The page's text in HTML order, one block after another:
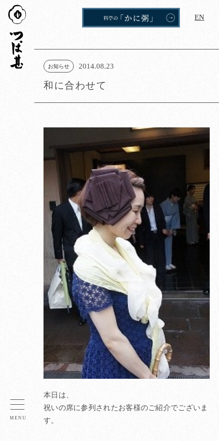
EN
つば
甚
お知らせ 2014.08.23
和に合わせて
本日は、
祝いの席に参列されたお客様のご紹介でございま
す。